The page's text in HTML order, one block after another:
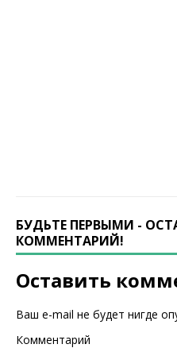
БУДЬТЕ ПЕРВЫМИ -
КОММЕНТАРИЙ!
Оставить
Ваш e-mail не будет нигде
Комментарий